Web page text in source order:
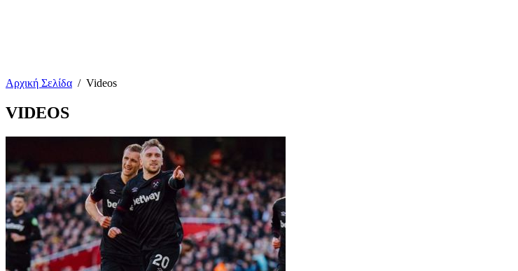
Αρχική Σελίδα / Videos
VIDEOS